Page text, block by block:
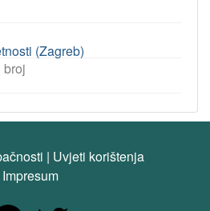
(Zagreb)
broj
| Uvjeti korištenja
Impresum